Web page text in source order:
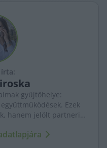
gyűjtőhelye:
Ezek
hanem jelölt partneri